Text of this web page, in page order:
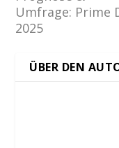
Umfrage: Prime
2025
ÜBER DEN